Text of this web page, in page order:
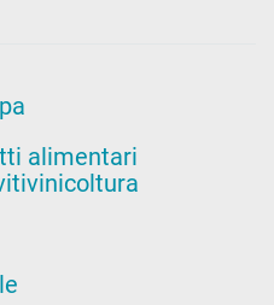
alimentari